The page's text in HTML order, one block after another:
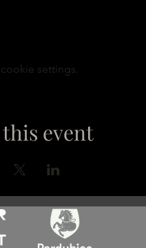
settings.
this event